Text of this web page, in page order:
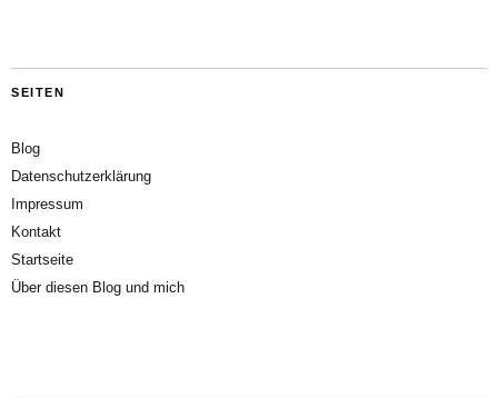
SEITEN
Blog
Datenschutzerklärung
Impressum
Kontakt
Startseite
Über diesen Blog und mich